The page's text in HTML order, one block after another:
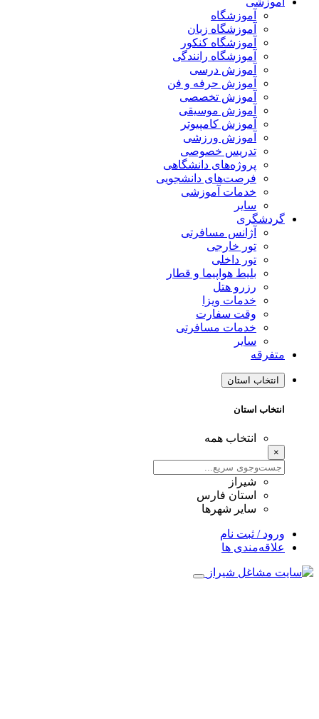
آموزشگاه
آموزشگاه زبان
آموزشگاه کنکور
آموزشگاه رانندگی
آموزش درسی
آموزش حرفه و فن
آموزش تخصصی
آموزش موسیقی
آموزش کامپیوتر
آموزش ورزشی
تدریس خصوصی
پروژه‌های دانشگاهی
فرصت‌های دانشجویی
خدمات آموزشی
سایر
گردشگری
آژانس مسافرتی
تور خارجی
تور داخلی
بلیط هواپیما و قطار
رزرو هتل
خدمات ویزا
وقت سفارت
خدمات مسافرتی
سایر
متفرقه
انتخاب استان
انتخاب استان
انتخاب همه
×
شیراز
استان فارس
سایر شهرها
ورود / ثبت نام
علاقه‌مندی ها